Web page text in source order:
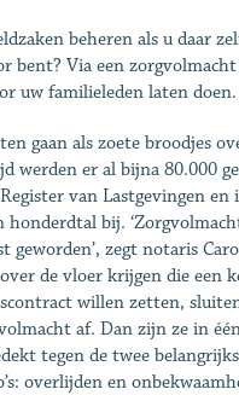
beheren als u daar
bent? Via een
uw familieleden laten doen.
gaan als zoete broodjes
werden er al bijna 80.000
van Lastgevingen en
honderdtal bij.
geworden’, zegt notaris
de vloer krijgen die een
willen zetten,
af. Dan zijn ze in
tegen de twee
overlijden en